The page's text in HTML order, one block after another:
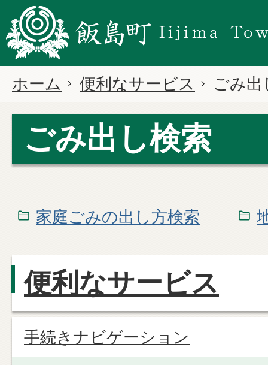
ホーム 便利なサービス ごみ出
ごみ出し検索
家庭ごみの出し方検索
便利なサービス
手続きナビゲーション